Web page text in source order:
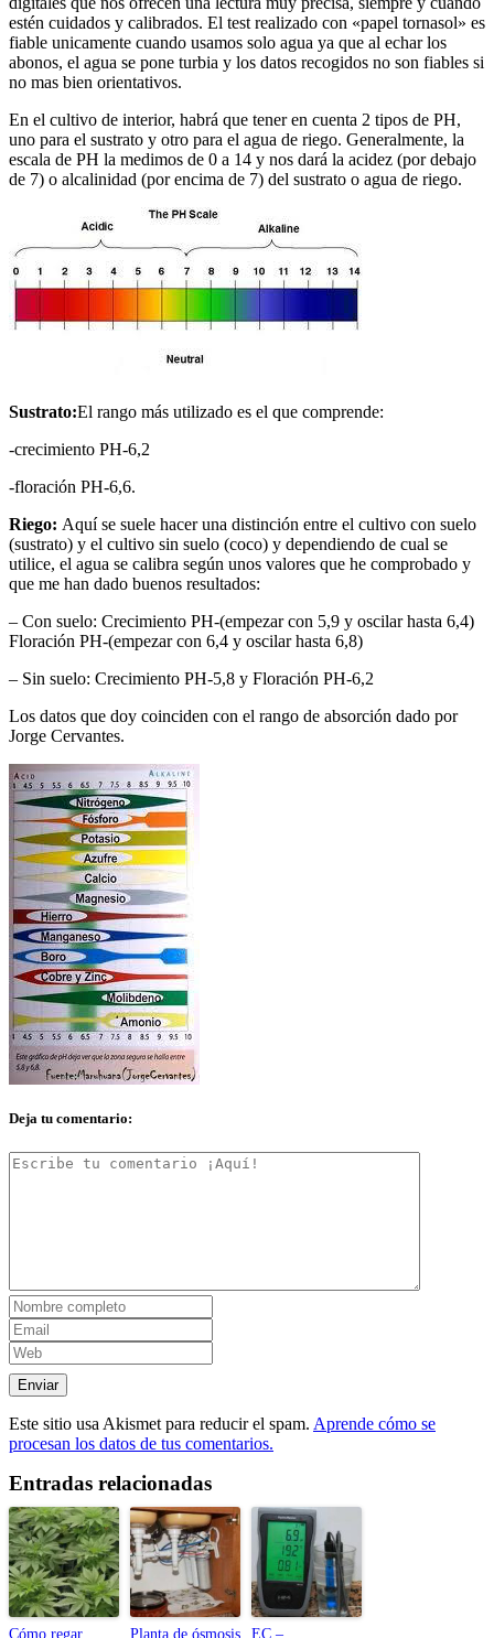
estén cuidados y calibrados. El test realizado con «papel tornasol» es
fiable unicamente cuando usamos solo agua ya que al echar los
abonos, el agua se pone turbia y los datos recogidos no son fiables si
no mas bien orientativos.
En el cultivo de interior, habrá que tener en cuenta 2 tipos de PH,
uno para el sustrato y otro para el agua de riego. Generalmente, la
escala de PH la medimos de 0 a 14 y nos dará la acidez (por debajo
de 7) o alcalinidad (por encima de 7) del sustrato o agua de riego.
Sustrato:El rango más utilizado es el que comprende:
-crecimiento PH-6,2
-floración PH-6,6.
Riego: Aquí se suele hacer una distinción entre el cultivo con suelo
(sustrato) y el cultivo sin suelo (coco) y dependiendo de cual se
utilice, el agua se calibra según unos valores que he comprobado y
que me han dado buenos resultados:
– Con suelo: Crecimiento PH-(empezar con 5,9 y oscilar hasta 6,4)
Floración PH-(empezar con 6,4 y oscilar hasta 6,8)
– Sin suelo: Crecimiento PH-5,8 y Floración PH-6,2
Los datos que doy coinciden con el rango de absorción dado por
Jorge Cervantes.
Deja tu comentario:
Este sitio usa Akismet para reducir el spam. Aprende cómo se
procesan los datos de tus comentarios.
Entradas relacionadas
Cómo regar Planta de ósmosis EC –